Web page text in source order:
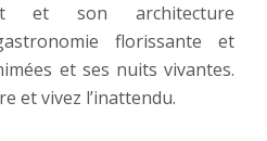
et son architecture
florissante et
et ses nuits vivantes.
et vivez l’inattendu.